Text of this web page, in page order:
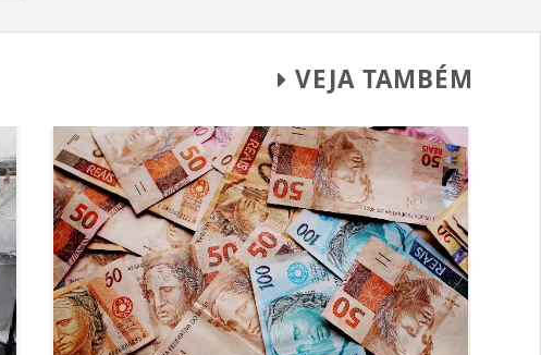
VEJA TAMBÉM